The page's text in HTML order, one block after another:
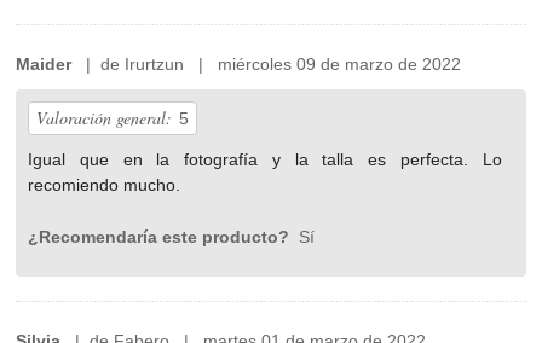
Maider| de Irurtzun | miércoles 09 de marzo de 2022
Valoración general: 5
Igual que en la fotografía y la talla es perfecta. Lo
recomiendo mucho.
¿Recomendaría este producto? Sí